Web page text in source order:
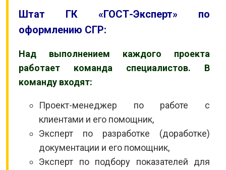
Штат ГК «ГОСТ-Эксперт» по
оформлению СГР:
Над выполнением каждого проекта
работает команда специалистов. В
команду входят:
Проект-менеджер по работе с
клиентами и его помощник,
Эксперт по разработке (доработке)
документации и его помощник,
Эксперт по подбору показателей для